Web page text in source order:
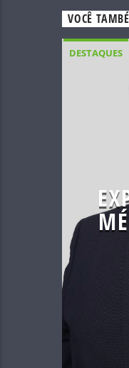
VOCÊ
DESTAQUES